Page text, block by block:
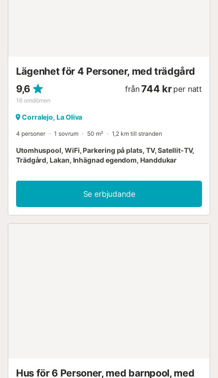
Lägenhet för 4 Personer, med trädgård
9,6
16 omdömen
från 744 kr per natt
Corralejo, La Oliva
4 personer 1 sovrum 50 m² 1,2 km till stranden
Utomhuspool, WiFi, Parkering på plats, TV, Satellit-TV,
Trädgård, Lakan, Inhägnad egendom, Handdukar
Se erbjudande
Hus för 6 Personer, med barnpool, med